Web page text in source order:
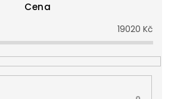
Cena
19020 Kč